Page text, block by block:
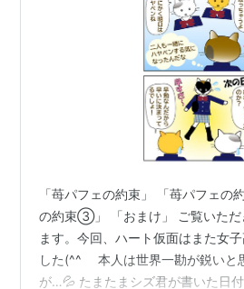
「苺パフェの約束」 「苺パフェ
の約束③」 「おまけ」 ご覧いただ
ます。今回、ハート仮面はまた女
した(^^ゞ 本人は世界一勘が鋭いと
が…💦 たまたまシズ君が書いた日